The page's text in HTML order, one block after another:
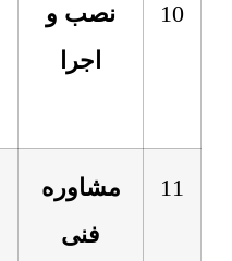
10
نصب و
اجرا
11
مشاوره
فنی